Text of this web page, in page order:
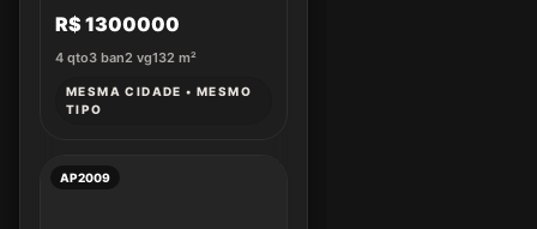
R$ 1300000
4 qto3 ban2 vg132 m²
MESMA CIDADE • MESMO
TIPO
AP2009